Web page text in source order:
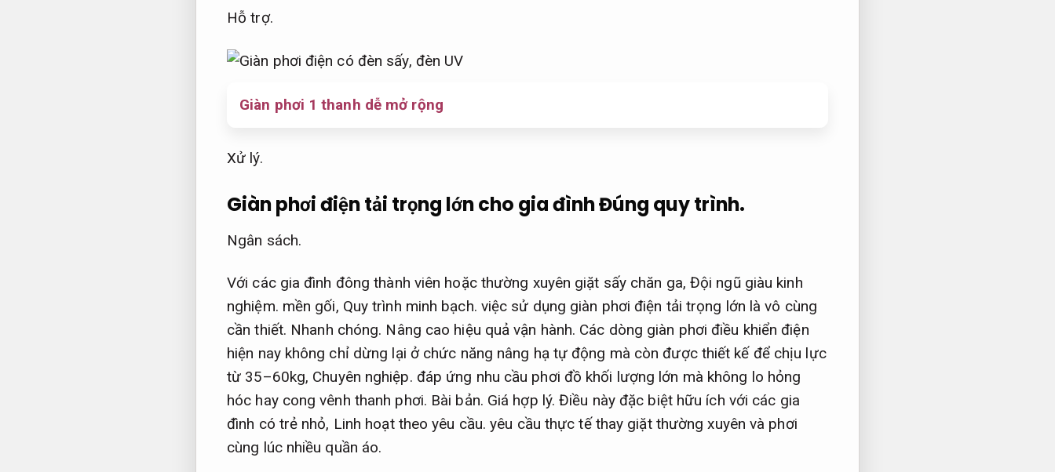
Hỗ trợ.
Giàn phơi 1 thanh dễ mở rộng
Xử lý.
Giàn phơi điện tải trọng lớn cho gia đìnhĐúng quy trình.
Ngân sách.
Với các gia đình đông thành viên hoặc thường xuyên giặt sấy chăn ga, Đội ngũ giàu kinh
nghiệm. mền gối, Quy trình minh bạch. việc sử dụng giàn phơi điện tải trọng lớn là vô cùng
cần thiết. Nhanh chóng. Nâng cao hiệu quả vận hành. Các dòng giàn phơi điều khiển điện
hiện nay không chỉ dừng lại ở chức năng nâng hạ tự động mà còn được thiết kế để chịu lực
từ 35–60kg, Chuyên nghiệp. đáp ứng nhu cầu phơi đồ khối lượng lớn mà không lo hỏng
hóc hay cong vênh thanh phơi. Bài bản. Giá hợp lý. Điều này đặc biệt hữu ích với các gia
đình có trẻ nhỏ, Linh hoạt theo yêu cầu. yêu cầu thực tế thay giặt thường xuyên và phơi
cùng lúc nhiều quần áo.